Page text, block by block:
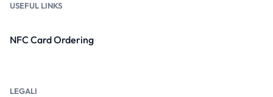
USEFUL LINKS
NFC Card Ordering
LEGALI